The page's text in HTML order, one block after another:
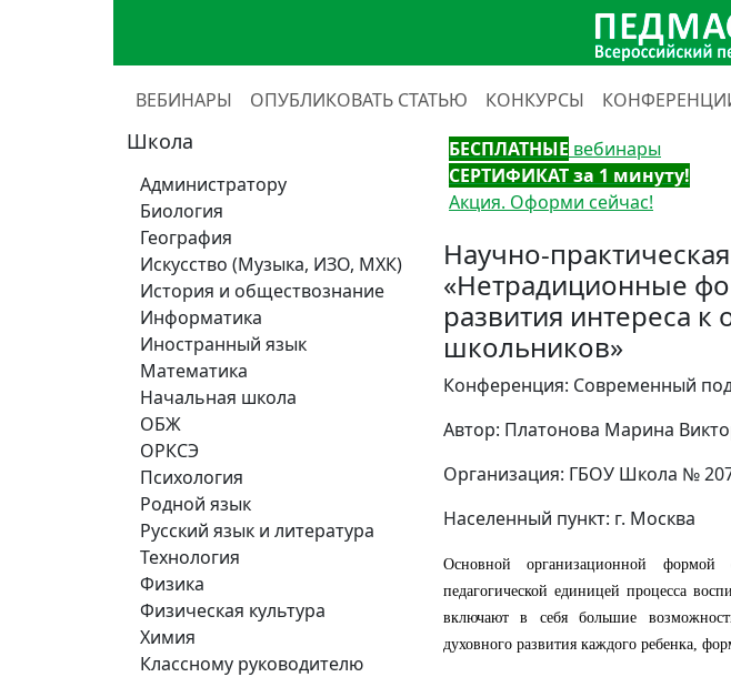
ВЕБИНАРЫ ОПУБЛИКОВАТЬ СТАТЬЮ КОНКУРСЫ
Школа
Администратору
Биология
География
Искусство (Музыка, ИЗО, МХК)
История и обществознание
Информатика
Иностранный язык
Математика
Начальная школа
ОБЖ
ОРКСЭ
Психология
Родной язык
Русский язык и литература
Технология
Физика
Физическая культура
Химия
Классному руководителю
БЕСПЛАТНЫЕ вебинары
СЕРТИФИКАТ за 1 минуту!
Акция. Оформи сейчас!
Научно-
«Нетрадиционные
развития интереса
школьников»
Конференция: Современный
Автор: Платонова Марина
Организация: ГБОУ Школа №
Населенный пункт: г. Москва
Основной организационной
педагогической единицей процесса
включают в себя большие
духовного развития каждого ребенка,